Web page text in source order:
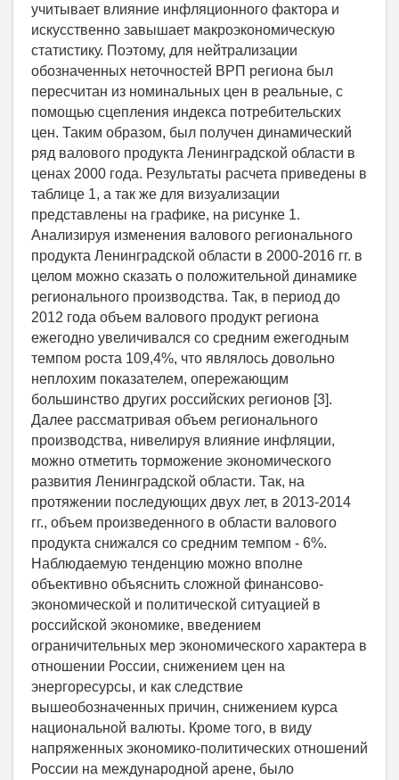
учитывает влияние инфляционного фактора и
искусственно завышает макроэкономическую
статистику. Поэтому, для нейтрализации
обозначенных неточностей ВРП региона был
пересчитан из номинальных цен в реальные, с
помощью сцепления индекса потребительских
цен. Таким образом, был получен динамический
ряд валового продукта Ленинградской области в
ценах 2000 года. Результаты расчета приведены в
таблице 1, а так же для визуализации
представлены на графике, на рисунке 1.
Анализируя изменения валового регионального
продукта Ленинградской области в 2000-2016 гг. в
целом можно сказать о положительной динамике
регионального производства. Так, в период до
2012 года объем валового продукт региона
ежегодно увеличивался со средним ежегодным
темпом роста 109,4%, что являлось довольно
неплохим показателем, опережающим
большинство других российских регионов [3].
Далее рассматривая объем регионального
производства, нивелируя влияние инфляции,
можно отметить торможение экономического
развития Ленинградской области. Так, на
протяжении последующих двух лет, в 2013-2014
гг., объем произведенного в области валового
продукта снижался со средним темпом - 6%.
Наблюдаемую тенденцию можно вполне
объективно объяснить сложной финансово-
экономической и политической ситуацией в
российской экономике, введением
ограничительных мер экономического характера в
отношении России, снижением цен на
энергоресурсы, и как следствие
вышеобозначенных причин, снижением курса
национальной валюты. Кроме того, в виду
напряженных экономико-политических отношений
России на международной арене, было